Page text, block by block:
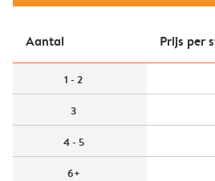
Aantal Prijs per
1 - 2
3
4 - 5
6+